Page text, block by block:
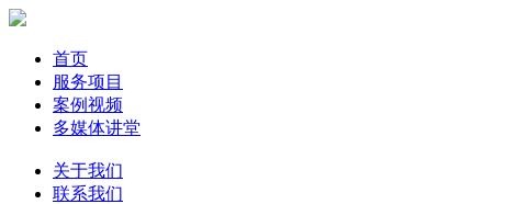
首页
服务项目
案例视频
多媒体讲堂
关于我们
联系我们